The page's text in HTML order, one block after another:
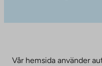
Vår hemsida använder